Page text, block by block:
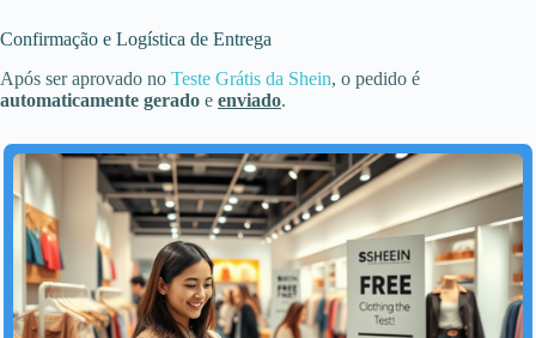
Confirmação e Logística de Entrega
Após ser aprovado no Teste Grátis da Shein, o pedido é
automaticamente gerado e enviado.